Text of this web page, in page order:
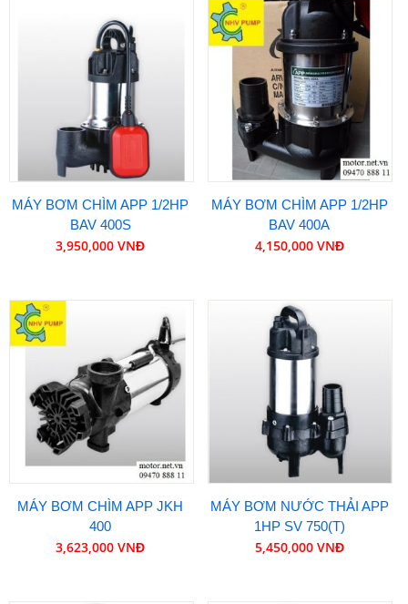
MÁY BƠM CHÌM APP 1/2HP
BAV 400S
3,950,000 VNĐ
MÁY BƠM CHÌM APP 1/2HP
BAV 400A
4,150,000 VNĐ
MÁY BƠM CHÌM APP JKH
400
3,623,000 VNĐ
MÁY BƠM NƯỚC THẢI APP
1HP SV 750(T)
5,450,000 VNĐ